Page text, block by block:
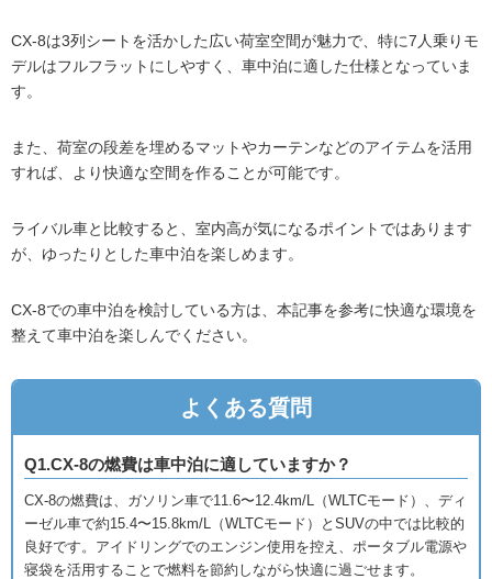
CX-8は3列シートを活かした広い荷室空間が魅力で、特に7人乗りモ
デルはフルフラットにしやすく、車中泊に適した仕様となっていま
す。
また、荷室の段差を埋めるマットやカーテンなどのアイテムを活用
すれば、より快適な空間を作ることが可能です。
ライバル車と比較すると、室内高が気になるポイントではあります
が、ゆったりとした車中泊を楽しめます。
CX-8での車中泊を検討している方は、本記事を参考に快適な環境を
整えて車中泊を楽しんでください。
よくある質問
Q1.CX-8の燃費は車中泊に適していますか？
CX-8の燃費は、ガソリン車で11.6〜12.4km/L（WLTCモード）、ディ
ーゼル車で約15.4〜15.8km/L（WLTCモード）とSUVの中では比較的
良好です。アイドリングでのエンジン使用を控え、ポータブル電源や
寝袋を活用することで燃料を節約しながら快適に過ごせます。